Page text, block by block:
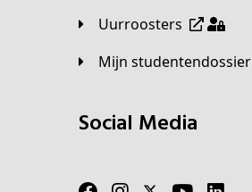
Uurroosters
Mijn studentendossier
Social Media